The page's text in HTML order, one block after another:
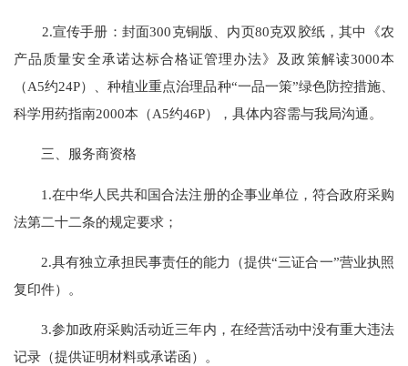
2.宣传手册：封面300克铜版、内页80克双胶纸，其中《农
产品质量安全承诺达标合格证管理办法》及政策解读3000本
（A5约24P）、种植业重点治理品种“一品一策”绿色防控措施、
科学用药指南2000本（A5约46P），具体内容需与我局沟通。
三、服务商资格
1.在中华人民共和国合法注册的企事业单位，符合政府采购
法第二十二条的规定要求；
2.具有独立承担民事责任的能力（提供“三证合一”营业执照
复印件）。
3.参加政府采购活动近三年内，在经营活动中没有重大违法
记录（提供证明材料或承诺函）。